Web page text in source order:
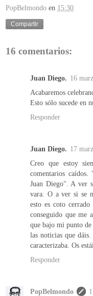
PopBelmondo en 15:30
Compartir
16 comentarios:
Juan Diego. 16
Acabaremos
Esto sólo sucede en
Responder
Juan Diego. 17
Creo que estoy
comentarios
Juan Diego". A ver
vara. O a ver si se
esto es coto cerrado
conseguido que me
que bajo mi punto
las noticias que
caracterizaba. Os
Responder
PopBelmondo